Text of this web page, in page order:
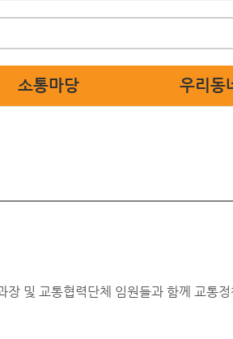
소통마당 우리동
및 교통협력단체 임원들과 함께 교통정